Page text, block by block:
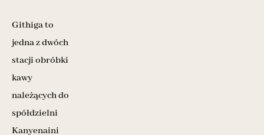
Githiga to
jedna z dwóch
stacji obróbki
kawy
należących do
spółdzielni
Kanyenaini